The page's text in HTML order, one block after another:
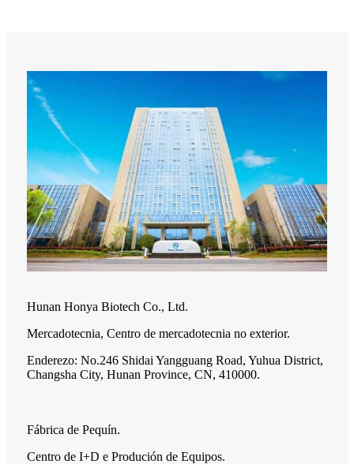
Hunan Honya Biotech Co., Ltd.
Mercadotecnia, Centro de mercadotecnia no exterior.
Enderezo: No.246 Shidai Yangguang Road, Yuhua District,
Changsha City, Hunan Province, CN, 410000.
Fábrica de Pequín.
Centro de I+D e Produción de Equipos.